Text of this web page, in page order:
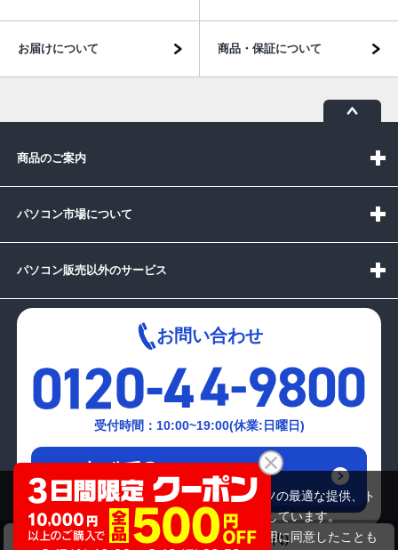
DOSPARA GALLERIA ZV ｵﾘｼﾞﾅﾙDT（第8世代）
お届けについて 商品・保証について
商品のご案内
パソコン市場について
パソコン販売以外のサービス
お問い合わせ
受付時間：10:00~19:00(休業:日曜日)
メールでの
お問い合わせはこちら
当サイトでは利用体験の向上およびコンテンツの最適な提供、ト
ラフィックの分析を目的としてCookieを使用しています。
サイトの閲覧を継続された場合、Cookieの利用に同意したことも